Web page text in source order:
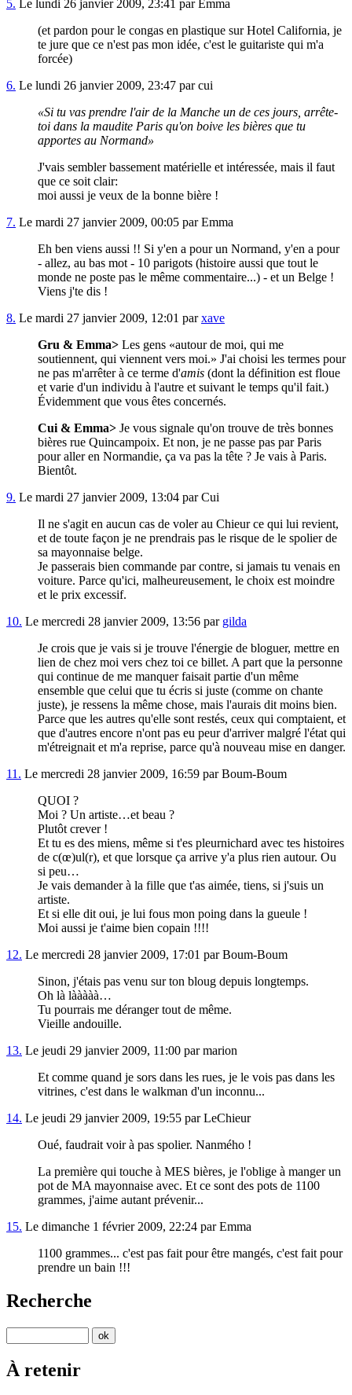
5. Le lundi 26 janvier 2009, 23:41 par Emma
(et pardon pour le congas en plastique sur Hotel California, je
te jure que ce n'est pas mon idée, c'est le guitariste qui m'a
forcée)
6. Le lundi 26 janvier 2009, 23:47 par cui
Si tu vas prendre l'air de la Manche un de ces jours, arrête-
toi dans la maudite Paris qu'on boive les bières que tu
apportes au Normand
J'vais sembler bassement matérielle et intéressée, mais il faut
que ce soit clair:
moi aussi je veux de la bonne bière !
7. Le mardi 27 janvier 2009, 00:05 par Emma
Eh ben viens aussi !! Si y'en a pour un Normand, y'en a pour
- allez, au bas mot - 10 parigots (histoire aussi que tout le
monde ne poste pas le même commentaire...) - et un Belge !
Viens j'te dis !
8. Le mardi 27 janvier 2009, 12:01 parxave
Gru & Emma> Les gens
autour de moi, qui me
soutiennent, qui viennent vers moi.
J'ai choisi les termes pour
ne pas m'arrêter à ce terme d'amis (dont la définition est floue
et varie d'un individu à l'autre et suivant le temps qu'il fait.)
Évidemment que vous êtes concernés.
Cui & Emma> Je vous signale qu'on trouve de très bonnes
bières rue Quincampoix. Et non, je ne passe pas par Paris
pour aller en Normandie, ça va pas la tête ? Je vais à Paris.
Bientôt.
9. Le mardi 27 janvier 2009, 13:04 par Cui
Il ne s'agit en aucun cas de voler au Chieur ce qui lui revient,
et de toute façon je ne prendrais pas le risque de le spolier de
sa mayonnaise belge.
Je passerais bien commande par contre, si jamais tu venais en
voiture. Parce qu'ici, malheureusement, le choix est moindre
et le prix excessif.
10. Le mercredi 28 janvier 2009, 13:56 par gilda
Je crois que je vais si je trouve l'énergie de bloguer, mettre en
lien de chez moi vers chez toi ce billet. A part que la personne
qui continue de me manquer faisait partie d'un même
ensemble que celui que tu écris si juste (comme on chante
juste), je ressens la même chose, mais l'aurais dit moins bien.
Parce que les autres qu'elle sont restés, ceux qui comptaient, et
que d'autres encore n'ont pas eu peur d'arriver malgré l'état qui
m'étreignait et m'a reprise, parce qu'à nouveau mise en danger.
11. Le mercredi 28 janvier 2009, 16:59 par Boum-Boum
QUOI ?
Moi ? Un artiste…et beau ?
Plutôt crever !
Et tu es des miens, même si t'es pleurnichard avec tes histoires
de c(œ)ul(r), et que lorsque ça arrive y'a plus rien autour. Ou
si peu…
Je vais demander à la fille que t'as aimée, tiens, si j'suis un
artiste.
Et si elle dit oui, je lui fous mon poing dans la gueule !
Moi aussi je t'aime bien copain !!!!
12. Le mercredi 28 janvier 2009, 17:01 par Boum-Boum
Sinon, j'étais pas venu sur ton bloug depuis longtemps.
Oh là lààààà…
Tu pourrais me déranger tout de même.
Vieille andouille.
13. Le jeudi 29 janvier 2009, 11:00 par marion
Et comme quand je sors dans les rues, je le vois pas dans les
vitrines, c'est dans le walkman d'un inconnu...
14. Le jeudi 29 janvier 2009, 19:55 par LeChieur
Oué, faudrait voir à pas spolier. Nanmého !
La première qui touche à MES bières, je l'oblige à manger un
pot de MA mayonnaise avec. Et ce sont des pots de 1100
grammes, j'aime autant prévenir...
15. Le dimanche 1 février 2009, 22:24 par Emma
1100 grammes... c'est pas fait pour être mangés, c'est fait pour
prendre un bain !!!
Recherche
À retenir